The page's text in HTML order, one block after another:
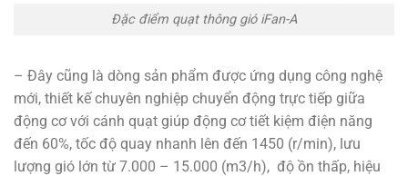
Đặc điểm quạt thông gió iFan-A
– Đây cũng là dòng sản phẩm được ứng dụng công nghệ
mới, thiết kế chuyên nghiệp chuyển động trực tiếp giữa
động cơ với cánh quạt giúp động cơ tiết kiệm điện năng
đến 60%, tốc độ quay nhanh lên đến 1450 (r/min), lưu
lượng gió lớn từ 7.000 – 15.000 (m3/h), độ ồn thấp, hiệu